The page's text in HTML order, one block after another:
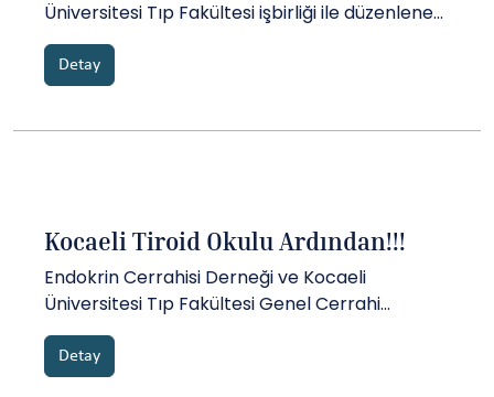
Üniversitesi Tıp Fakültesi işbirliği ile düzenlenen
Samsun Tiroid Okulu 14 Eylül Cumartesi günü
Samsun 19 Mayıs Üniversitesi Tıp Fakültesi’nde
başarıyla gerçekleştirildi....
Detay
Kocaeli Tiroid Okulu Ardından!!!
Endokrin Cerrahisi Derneği ve Kocaeli
Üniversitesi Tıp Fakültesi Genel Cerrahi
Anabilim Dalı işbirliği ile düzenlenen Kocaeli
Tiroid Okulu 13 Nisan Cumartesi günü Kocaeli
Üniversitesi Tıp Fakültesi’nde başarıyla
Detay